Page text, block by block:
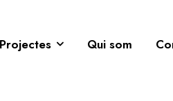
Projectes Qui som